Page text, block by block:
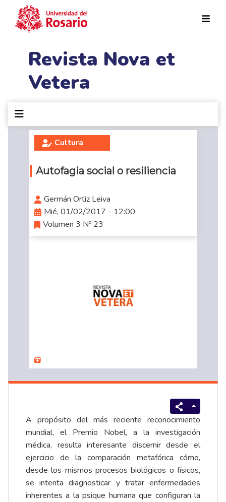
Revista Nova et
Vetera
Cultura
Autofagia social o resiliencia
Germán Ortiz Leiva
Mié, 01/02/2017 - 12:00
Volumen 3 Nº 23
A propósito del más reciente reconocimiento
mundial, el Premio Nobel, a la investigación
médica, resulta interesante discernir desde el
ejercicio de la comparación metafórica cómo,
desde los mismos procesos biológicos o físicos,
se intenta diagnosticar y tratar enfermedades
inherentes a la psique humana que configuran la